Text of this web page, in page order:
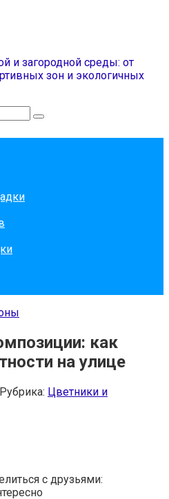
и загородной среды: от
зон и экологичных
как
на улице
Рубрика: Цветники и
с друзьями: